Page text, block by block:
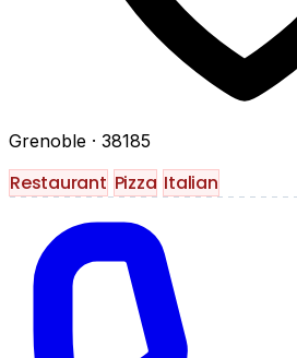
Grenoble · 38185
Restaurant Pizza Italian